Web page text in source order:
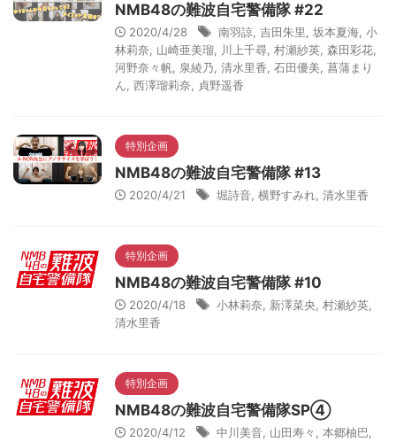
NMB48の難波自宅警備隊 #22
2020/4/28 南羽諒 吉田朱里 坂本夏海 小
林莉奈
山崎亜美瑠 川上千尋 村瀬紗英 森田彩花
河野奈々帆 泉綾乃 清水里香 石田優美 菖蒲まり
ん 西澤瑠莉奈 貞野遥香
特別企画
NMB48の難波自宅警備隊 #13
2020/4/21 堀詩音 横野すみれ 清水里香
特別企画
NMB48の難波自宅警備隊 #10
2020/4/18 小林莉奈 新澤菜央 村瀬紗英
清水里香
特別企画
NMB48の難波自宅警備隊SP④
2020/4/12 中川美音 山田寿々 本郷柚巴